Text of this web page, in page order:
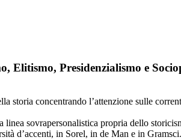
Elitismo, Presidenzialismo e
storia concentrando l’attenzione sulle
sovrapersonalistica propria dello
d’accenti, in Sorel, in de Man e in Gramsci.